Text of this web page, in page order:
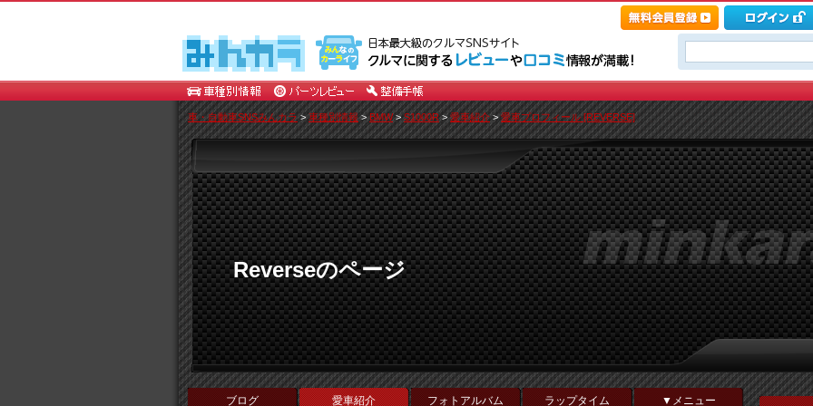
車・自動車SNSみんカラ>車種別情報>BMW>S1000R>愛車紹介>愛車プロフィール [REVERSE]
Reverseのページ
ブログ 愛車紹介 フォトアルバム ラップタイム ▼メニュー